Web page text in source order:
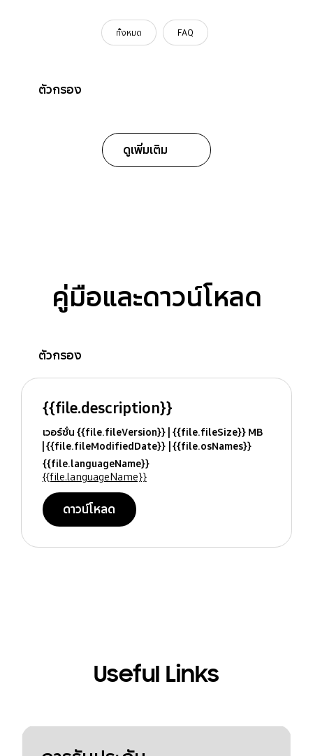
ทั้งหมด FAQ
ตัวกรอง
ดูเพิ่มเติม
คู่มือและดาวน์โหลด
ตัวกรอง
{{file.description}}
เวอร์ชั่น {{file.fileVersion}} {{file.fileSize}} MB
{{file.fileModifiedDate}} {{file.osNames}}
{{file.languageName}}
{{file.languageName}}
ดาวน์โหลด
Useful Links